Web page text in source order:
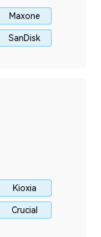
Maxone
SanDisk
Kioxia
Crucial